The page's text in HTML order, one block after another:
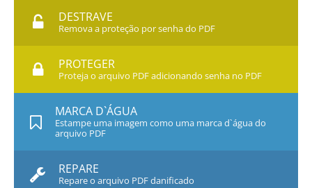
DESTRAVE
Remova a proteção por senha do PDF
PROTEGER
Proteja o arquivo PDF adicionando senha no PDF
MARCA D`ÁGUA
Estampe uma imagem como uma marca d`água do
arquivo PDF
REPARE
Repare o arquivo PDF danificado